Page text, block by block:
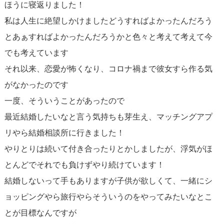
ほうに寝返りました！
私は人生に絶望しかけましたどうすればよかったんだろう
とあぁすればよかったんだろうかと色々と考えて考えて今
でも考えています
それ以来、恋愛が怖くなり、コロナ禍まで彼女すら作る気
がなかったのです
一度、そういうことがあったので
最近結婚したいなと言う気持ちも芽生え、マッチングアプ
リやら結婚相談所に行きました！
やりとりは続いて付き合ったりとかしましたが、浮気がほ
とんどでそれでも負けずやり続けています！
結婚しないって手もありますが子供が欲しくて、一緒にシ
ョッピングやら旅行やらそういうのをやってみたいなとこ
とが目標なんですが